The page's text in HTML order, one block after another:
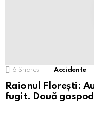
6 Shares Accidente
Raionul Florești:
fugit. Două